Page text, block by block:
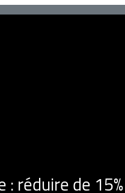
: réduire de